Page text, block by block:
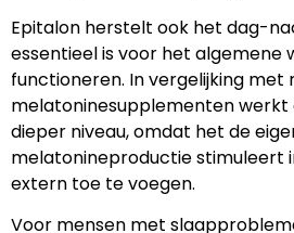
Epitalon herstelt ook het dag-
essentieel is voor het algemene
functioneren. In vergelijking met
melatoninesupplementen werkt
dieper niveau, omdat het de
melatonineproductie stimuleert
extern toe te voegen.
Voor mensen met